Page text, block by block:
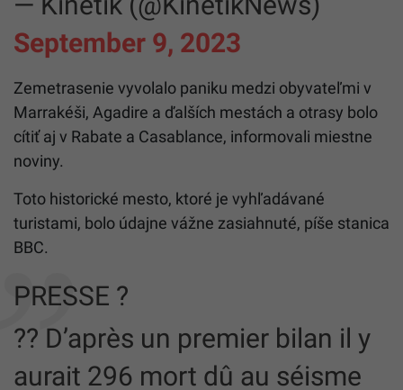
September 9, 2023
Zemetrasenie vyvolalo paniku medzi obyvateľmi v
Marrakéši, Agadire a ďalších mestách a otrasy bolo
cítiť aj v Rabate a Casablance, informovali miestne
noviny.
Toto historické mesto, ktoré je vyhľadávané
turistami, bolo údajne vážne zasiahnuté, píše stanica
BBC.
PRESSE ?
?? D’après un premier bilan il y
aurait 296 mort dû au séisme